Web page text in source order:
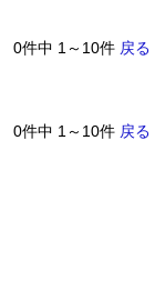
0件中 1～10件 戻る
0件中 1～10件 戻る